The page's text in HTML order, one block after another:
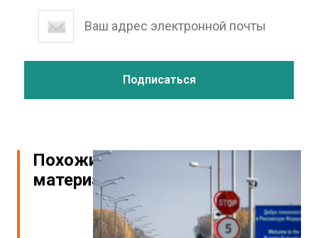
Похожие
материалы